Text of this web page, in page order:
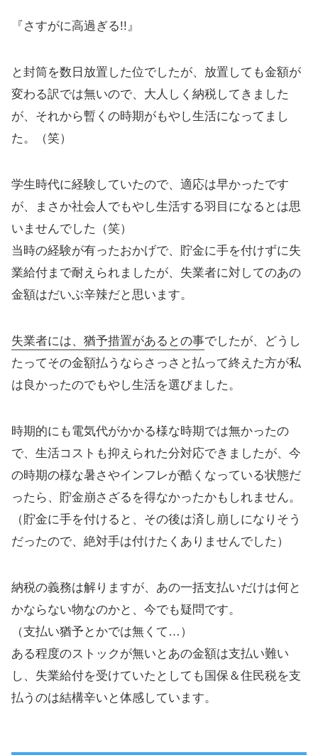
『さすがに高過ぎる!!』
と封筒を数日放置した位でしたが、放置しても金額が
変わる訳では無いので、大人しく納税してきました
が、それから暫くの時期がもやし生活になってまし
た。（笑）
学生時代に経験していたので、適応は早かったです
が、まさか社会人でもやし生活する羽目になるとは思
いませんでした（笑）
当時の経験が有ったおかげで、貯金に手を付けずに失
業給付まで耐えられましたが、失業者に対してのあの
金額はだいぶ辛辣だと思います。
失業者には、猶予措置があるとの事でしたが、どうし
たってその金額払うならさっさと払って終えた方が私
は良かったのでもやし生活を選びました。
時期的にも電気代がかかる様な時期では無かったの
で、生活コストも抑えられた分対応できましたが、今
の時期の様な暑さやインフレが酷くなっている状態だ
ったら、貯金崩さざるを得なかったかもしれません。
（貯金に手を付けると、その後は済し崩しになりそう
だったので、絶対手は付けたくありませんでした）
納税の義務は解りますが、あの一括支払いだけは何と
かならない物なのかと、今でも疑問です。
（支払い猶予とかでは無くて…）
ある程度のストックが無いとあの金額は支払い難い
し、失業給付を受けていたとしても国保＆住民税を支
払うのは結構辛いと体感しています。